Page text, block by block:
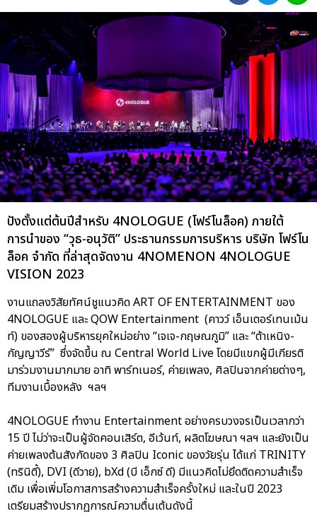
ปังตั้งแต่ต้นปีสำหรับ 4NOLOGUE (โฟร์โนล็อค) ภายใต้
การนำของ “วุธ-อนุวัติ” ประธานกรรมการบริหาร บริษัท โฟร์โน
ล็อค จำกัด ที่ล่าสุดจัดงาน 4NOMENON 4NOLOGUE
VISION 2023
งานแถลงวิสัยทัศน์ชูแนวคิด ART OF ENTERTAINMENT ของ
4NOLOGUE และ QOW Entertainment (คาวว์ เอ็นเตอร์เทนเม้น
ท์) ของสองผู้บริหารยุคใหม่อย่าง “เจเจ-กฤษณภูมิ” และ “ต้าเหนิง-
กัญญาวีร์” ซึ่งจัดขึ้น ณ Central World Live โดยมีแขกผู้มีเกียรติ
มาร่วมงานมากมาย อาทิ พาร์ทเนอร์, ค่ายเพลง, ศิลปินจากค่ายต่างๆ,
ทีมงานเบื้องหลัง ฯลฯ
4NOLOGUE ทำงาน Entertainment อย่างครบวงจรเป็นเวลากว่า
15 ปี ไม่ว่าจะเป็นผู้จัดคอนเสิร์ต, อีเว้นท์, ผลิตโฆษณา ฯลฯ และยังเป็น
ค่ายเพลงต้นสังกัดของ 3 ศิลปิน Iconic ของวัยรุ่น ได้แก่ TRINITY
(ทรินิตี้), DVI (ดีวาย), bXd (บี เอ็กซ์ ดี) มีแนวคิดไม่ยึดติดความสำเร็จ
เดิม เพื่อเพิ่มโอกาสการสร้างความสำเร็จครั้งใหม่ และในปี 2023
เตรียมสร้างปรากฏการณ์ความตื่นเต้นดังนี้